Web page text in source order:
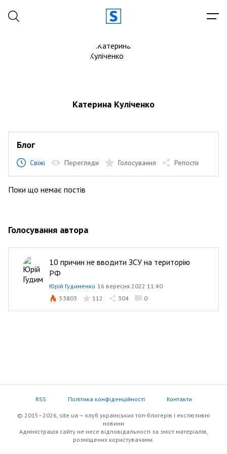
Катерина Куліченко
Блог
Свіжі Перегляди Голосування Репости
Поки що немає постів
Голосування автора
10 причин не вводити ЗСУ на територію
РФ
Юрій Гудименко 16 вересня 2022 11:40
53803
112 304 0
RSS Політика конфіденційності Контакти
© 2015–2026, site.ua — клуб українських топ-блогерів i екслюзивнi
новини
Адміністрація сайту не несе відповідальності за зміст матеріалів,
розміщених користувачами.